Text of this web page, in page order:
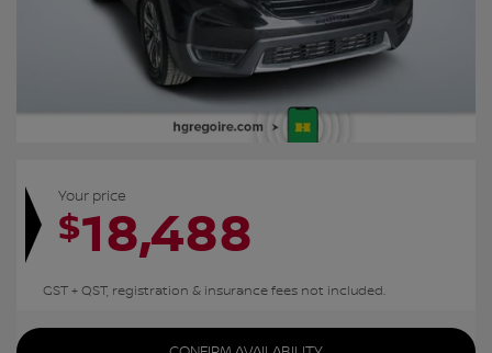
Your price
$18,488
GST + QST, registration & insurance fees not included.